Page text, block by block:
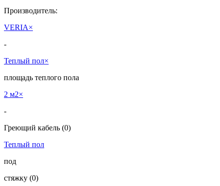
Производитель:
VERIA×
-
Теплый пол×
площадь теплого пола
2 м2×
-
Греющий кабель (0)
Теплый пол
под
cтяжку (0)